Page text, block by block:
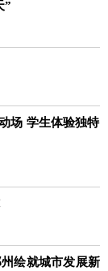
”
场 学生体验独特
绘就城市发展新